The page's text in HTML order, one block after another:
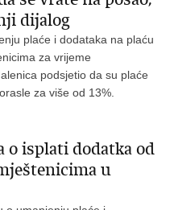
dijalog
plaće i dodataka na plaću
za vrijeme
podsjetio da su plaće
za više od 13%.
o isplati dodatka od
u